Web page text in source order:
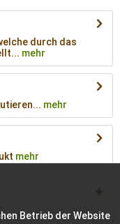
durch das
mehr
mehr
mehr
Betrieb der Website